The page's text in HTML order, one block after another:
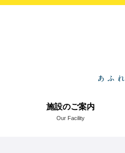
施設のご案内
Our Facility